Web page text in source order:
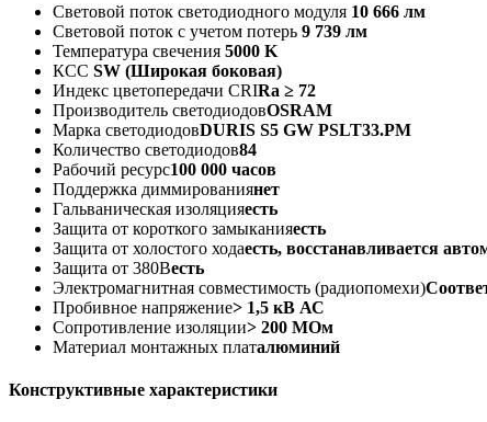
Световой поток светодиодного модуля 10 666 лм
Световой поток с учетом потерь 9 739 лм
Температура свечения 5000 K
КСС SW (Широкая боковая)
Индекс цветопередачи CRIRa ≥ 72
Производитель светодиодовOSRAM
Марка светодиодовDURIS S5 GW PSLT33.PM
Количество светодиодов84
Рабочий ресурс100 000 часов
Поддержка диммированиянет
Гальваническая изоляцияесть
Защита от короткого замыканияесть
Защита от холостого ходаесть, восстанавливается
Защита от 380Весть
Электромагнитная совместимость (радиопомехи)
Пробивное напряжение> 1,5 кВ АС
Сопротивление изоляции> 200 МОм
Материал монтажных платалюминий
Конструктивные характеристики